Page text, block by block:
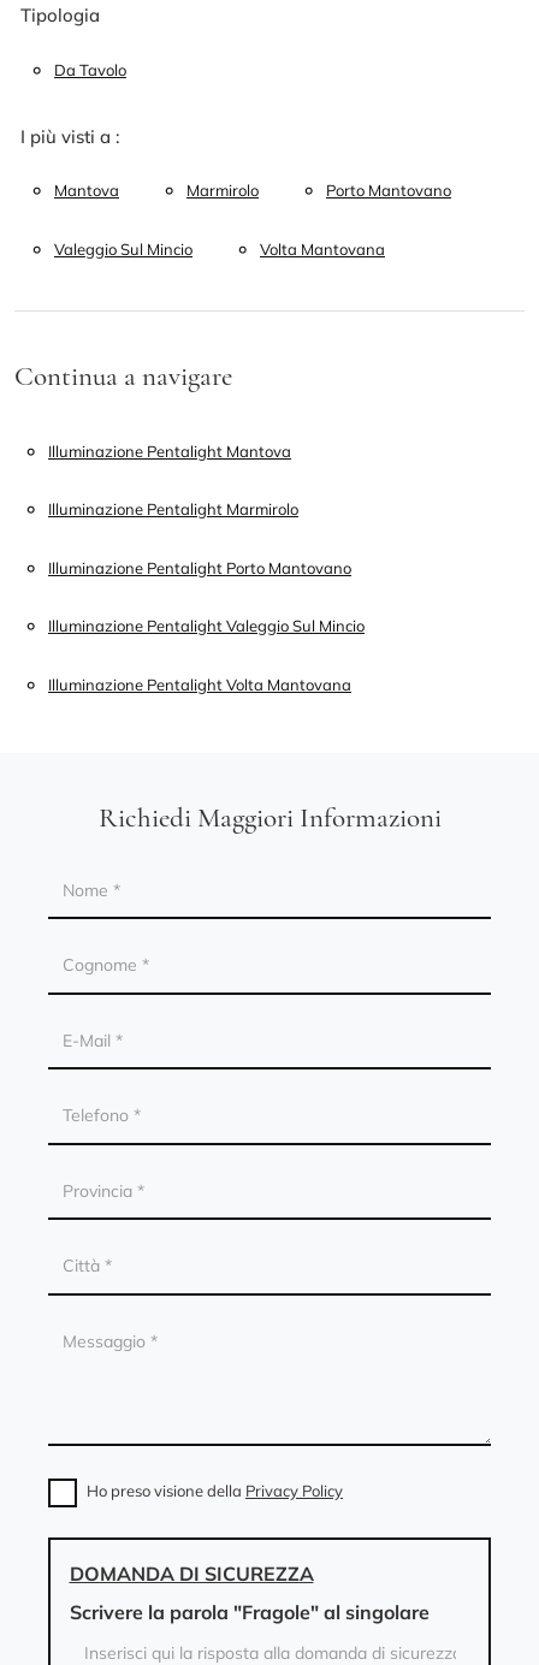
Tipologia
Da Tavolo
I più visti a :
Mantova Marmirolo Porto Mantovano
Valeggio Sul Mincio Volta Mantovana
Continua a navigare
Illuminazione Pentalight Mantova
Illuminazione Pentalight Marmirolo
Illuminazione Pentalight Porto Mantovano
Illuminazione Pentalight Valeggio Sul Mincio
Illuminazione Pentalight Volta Mantovana
Richiedi Maggiori Informazioni
Ho preso visione della Privacy Policy
DOMANDA DI SICUREZZA
Scrivere la parola "Fragole" al singolare